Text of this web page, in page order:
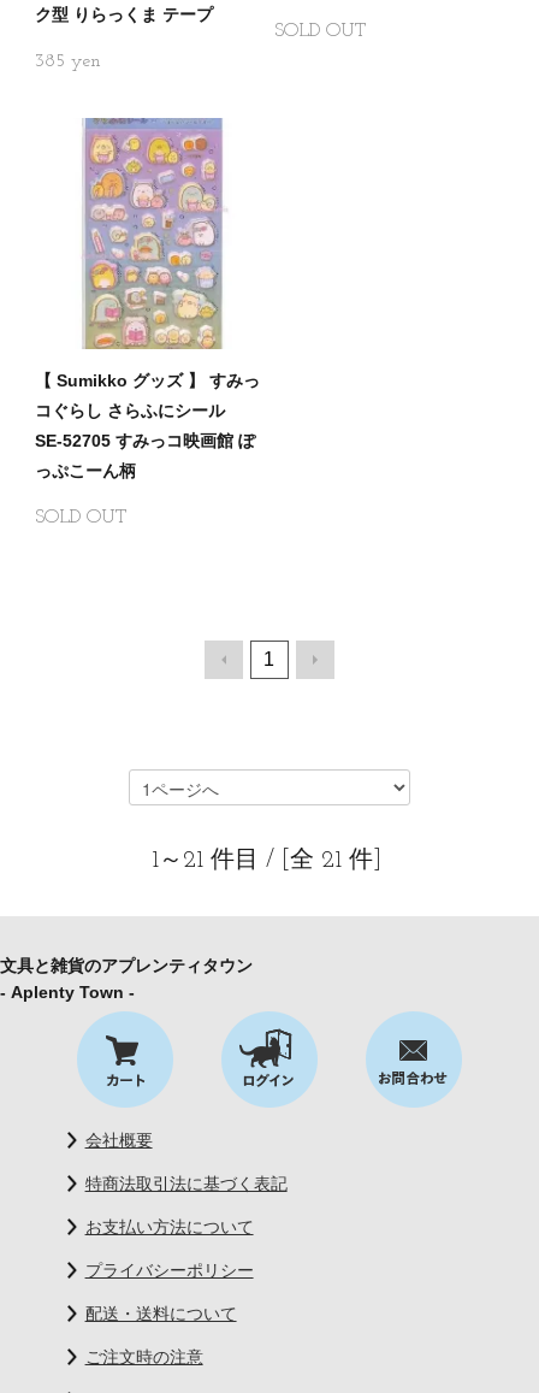
ク型 りらっくま テープ
385
SOLD OUT
【 Sumikko グッズ 】 すみっ
コぐらし さらふにシール
SE-52705 すみっコ映画館 ぽ
っぷこーん柄
SOLD OUT
1
1～21 件目 / [全 21 件]
文具と雑貨のアプレンティタウン
- Aplenty Town -
会社概要
特商法取引法に基づく表記
お支払い方法について
プライバシーポリシー
配送・送料について
ご注文時の注意